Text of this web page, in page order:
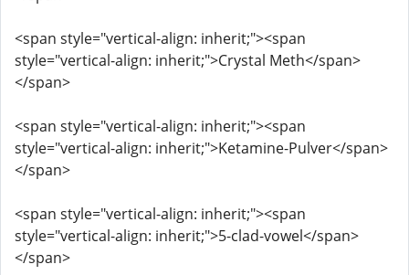
<span style="vertical-align: inherit;"><span
style="vertical-align: inherit;">Crystal Meth</span>
</span>
<span style="vertical-align: inherit;"><span
style="vertical-align: inherit;">Ketamine-Pulver</span>
</span>
<span style="vertical-align: inherit;"><span
style="vertical-align: inherit;">5-clad-vowel</span>
</span>